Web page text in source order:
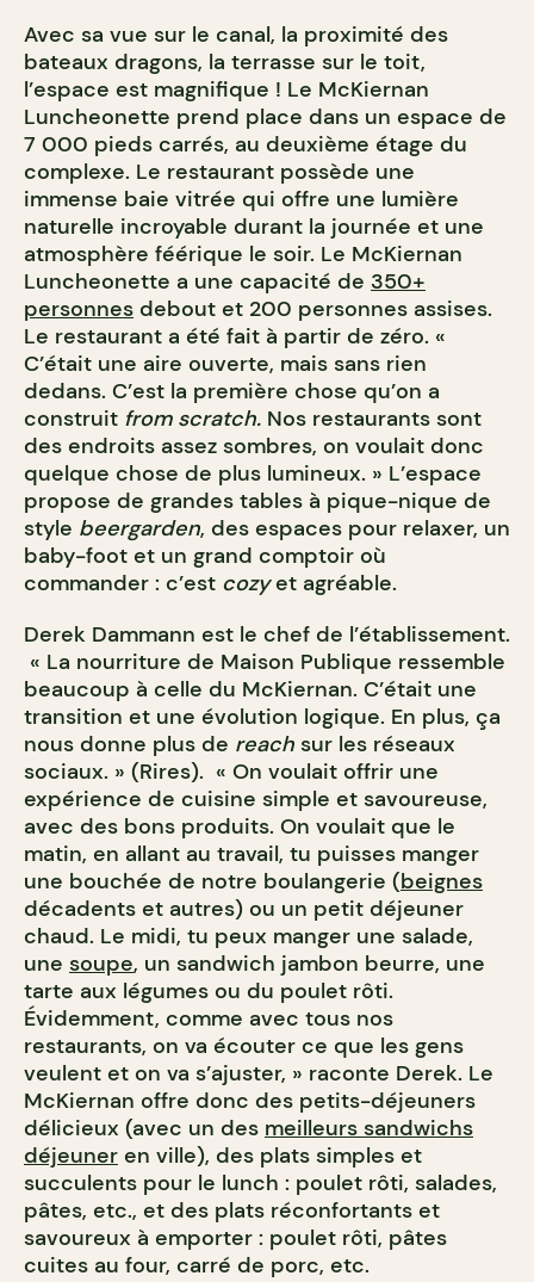
Avec sa vue sur le canal, la proximité des
bateaux dragons, la terrasse sur le toit,
l’espace est magnifique ! Le McKiernan
Luncheonette prend place dans un espace de
7 000 pieds carrés, au deuxième étage du
complexe. Le restaurant possède une
immense baie vitrée qui offre une lumière
naturelle incroyable durant la journée et une
atmosphère féérique le soir. Le McKiernan
Luncheonette a une capacité de 350+
personnes debout et 200 personnes assises.
Le restaurant a été fait à partir de zéro. «
C’était une aire ouverte, mais sans rien
dedans. C’est la première chose qu’on a
construit from scratch. Nos restaurants sont
des endroits assez sombres, on voulait donc
quelque chose de plus lumineux. » L’espace
propose de grandes tables à pique-nique de
style beergarden, des espaces pour relaxer, un
baby-foot et un grand comptoir où
commander : c’est cozyet agréable.
Derek Dammann est le chef de l’établissement.
« La nourriture de Maison Publique ressemble
beaucoup à celle du McKiernan. C’était une
transition et une évolution logique. En plus, ça
nous donne plus de reach sur les réseaux
sociaux. » (Rires). « On voulait offrir une
expérience de cuisine simple et savoureuse,
avec des bons produits. On voulait que le
matin, en allant au travail, tu puisses manger
une bouchée de notre boulangerie (beignes
décadents et autres) ou un petit déjeuner
chaud. Le midi, tu peux manger une salade,
une soupe, un sandwich jambon beurre, une
tarte aux légumes ou du poulet rôti.
Évidemment, comme avec tous nos
restaurants, on va écouter ce que les gens
veulent et on va s’ajuster, » raconte Derek. Le
McKiernan offre donc des petits-déjeuners
délicieux (avec un des meilleurs sandwichs
déjeuner en ville), des plats simples et
succulents pour le lunch : poulet rôti, salades,
pâtes, etc., et des plats réconfortants et
savoureux à emporter : poulet rôti, pâtes
cuites au four, carré de porc, etc.